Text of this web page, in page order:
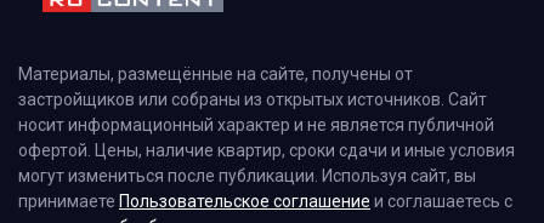
Материалы, размещённые на сайте, получены от
застройщиков или собраны из открытых источников. Сайт
носит информационный характер и не является публичной
офертой. Цены, наличие квартир, сроки сдачи и иные условия
могут измениться после публикации. Используя сайт, вы
принимаете Пользовательское соглашение и соглашаетесь с